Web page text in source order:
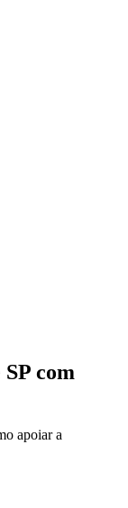
com
apoiar a